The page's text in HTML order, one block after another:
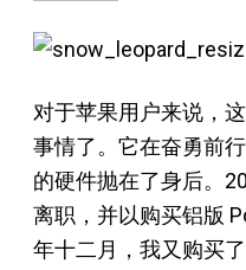
对于苹果用户来说，
事情了。它在奋勇前
的硬件抛在了身后。
离职，并以购买铝版
年十二月，我又购买